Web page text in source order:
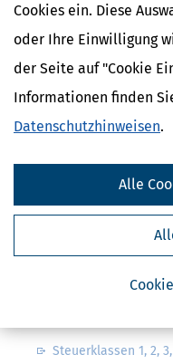
Cookies ein. Diese
oder Ihre Einwilligung
der Seite auf "Cookie
Informationen finden
Datenschutzhinweisen.
Alle
Kostenlose Steuertipps &
Ja, ich möchte die
von Steuertipps
habe
Steuerklassen 1, 2,